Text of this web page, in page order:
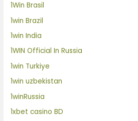
1Win Brasil
1win Brazil
1win India
1WIN Official In Russia
1win Turkiye
1win uzbekistan
1winRussia
1xbet casino BD